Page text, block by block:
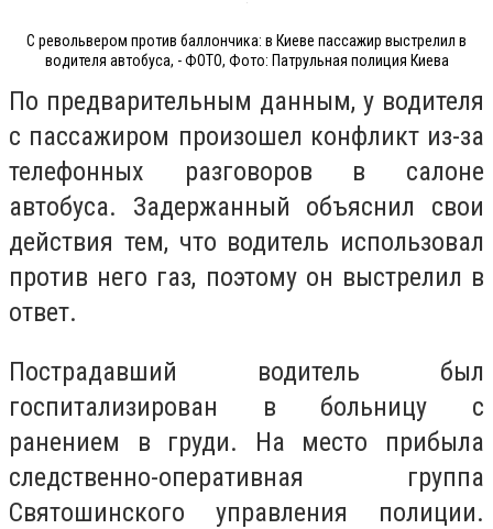
С револьвером против баллончика: в Киеве пассажир выстрелил в
водителя автобуса, - ФОТО, Фото: Патрульная полиция Киева
По предварительным данным, у водителя
с пассажиром произошел конфликт из-за
телефонных разговоров в салоне
автобуса. Задержанный объяснил свои
действия тем, что водитель использовал
против него газ, поэтому он выстрелил в
ответ.
Пострадавший водитель был
госпитализирован в больницу с
ранением в груди. На место прибыла
следственно-оперативная группа
Святошинского управления полиции.